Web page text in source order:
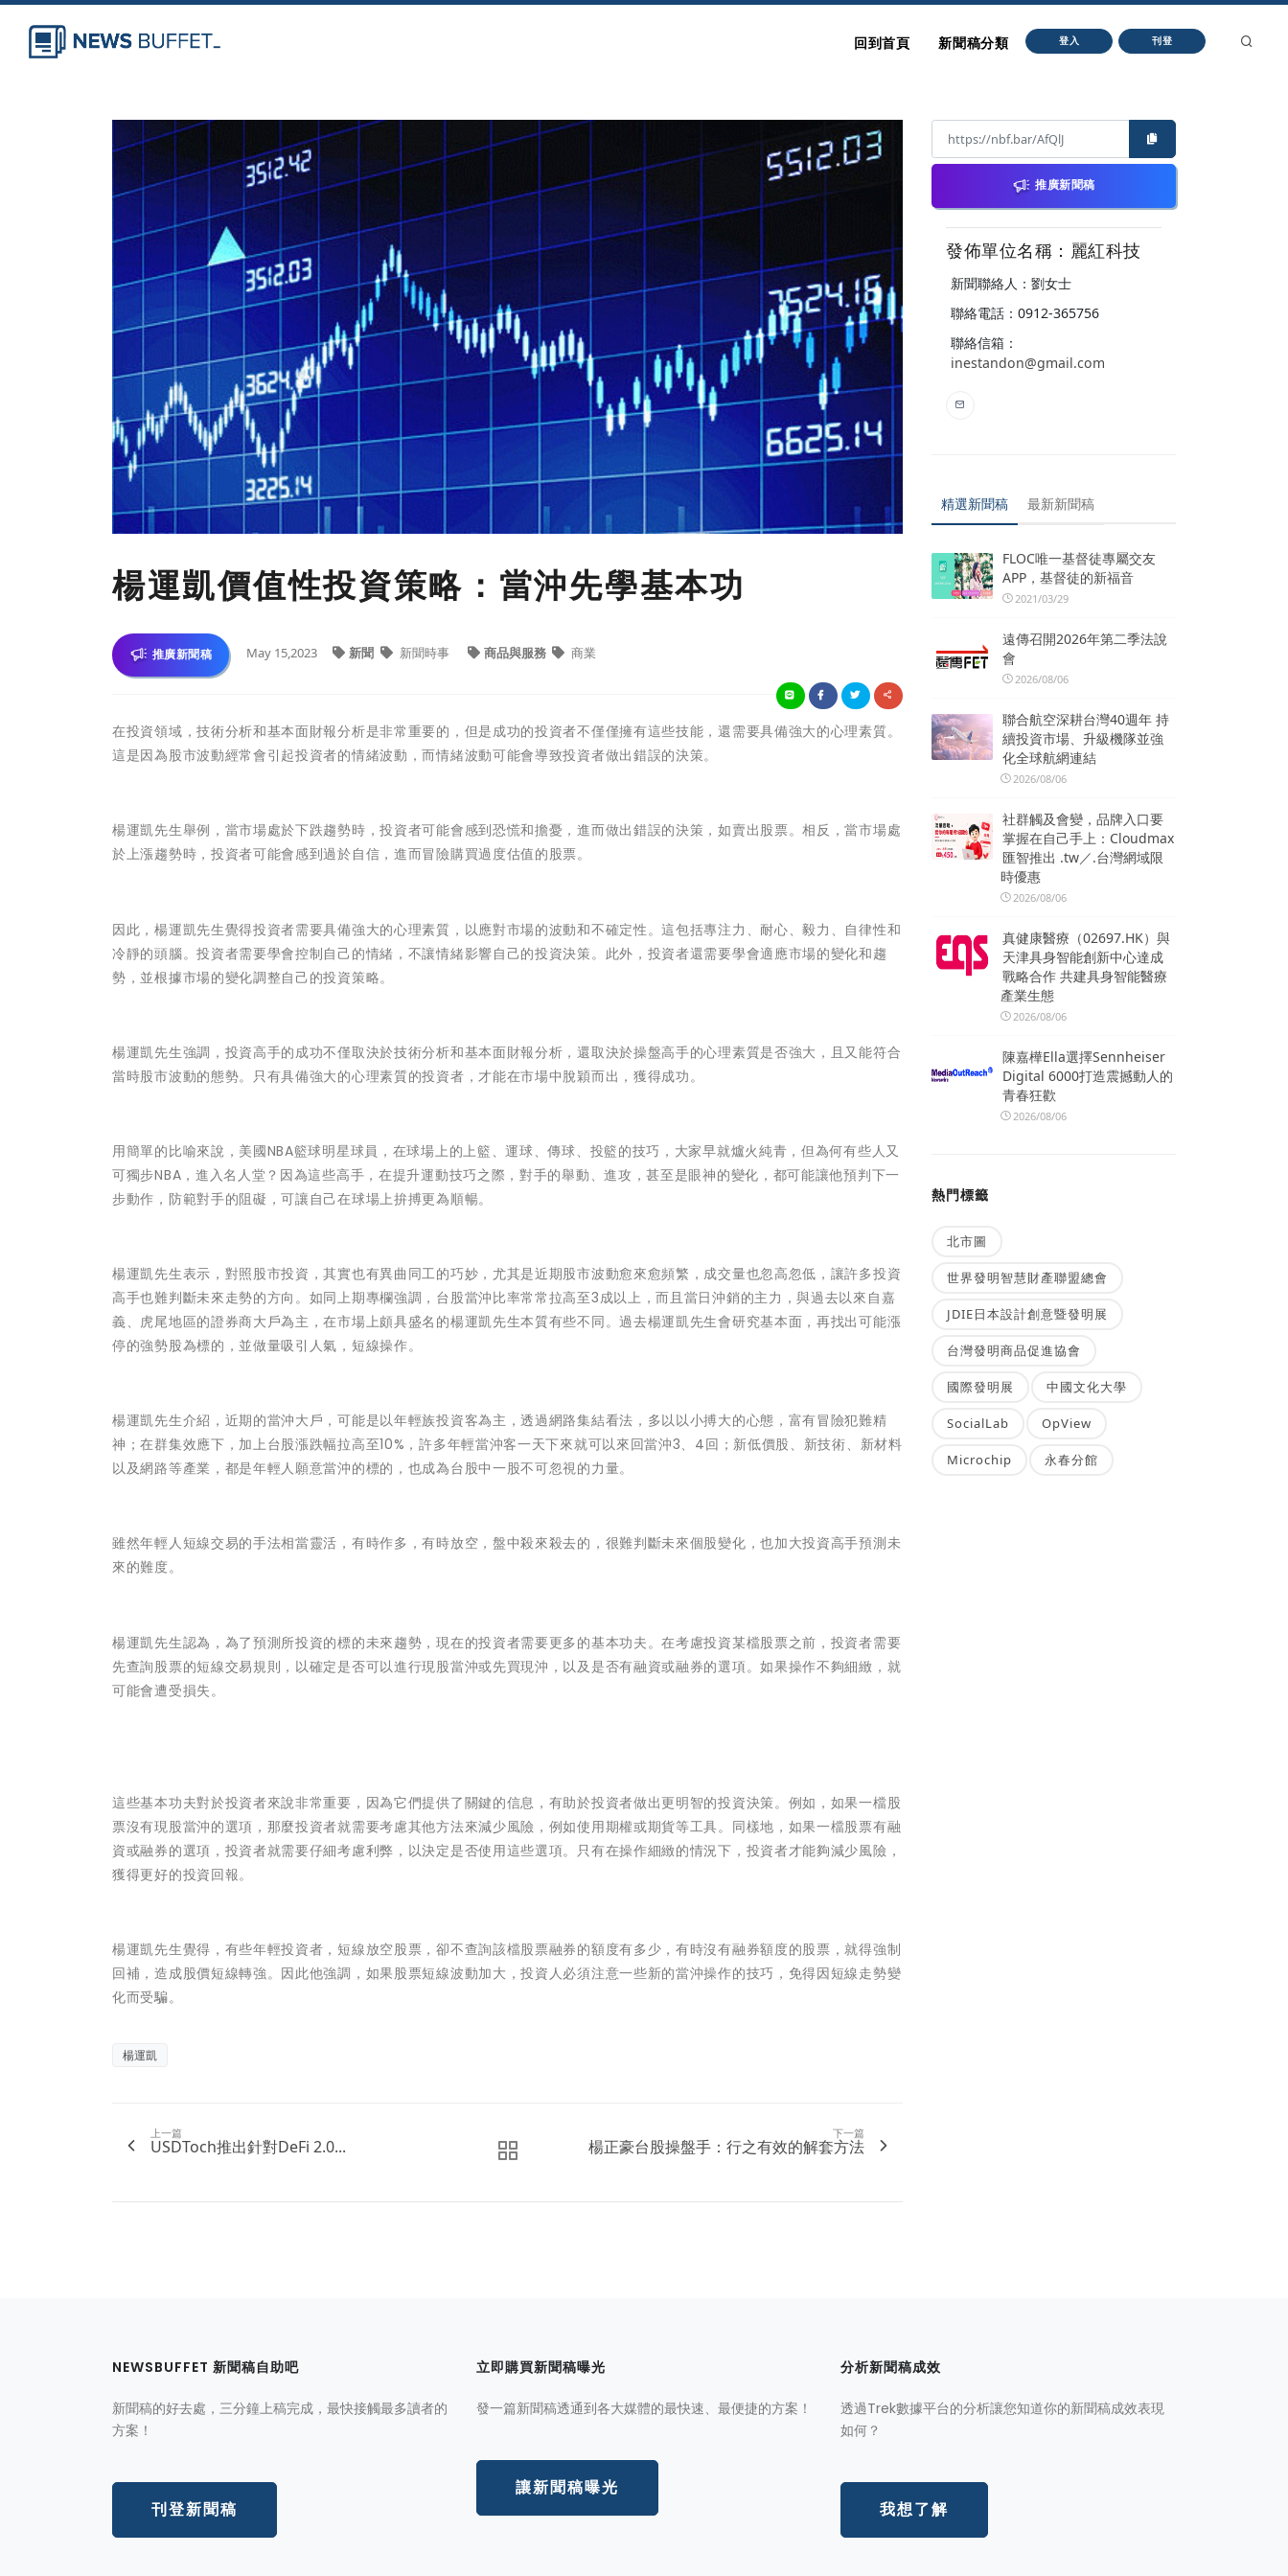
回到首頁 新聞稿分類 登入 刊登
楊運凱價值性投資策略：當沖先學基本功
推廣新聞稿 May 15,2023 新聞 新聞時事 商品與服務 商業
在投資領域，技術分析和基本面財報分析是非常重要的，但是成功的投資者不僅僅擁有這些技能，還需要具備強大的心理素質。
這是因為股市波動經常會引起投資者的情緒波動，而情緒波動可能會導致投資者做出錯誤的決策。
楊運凱先生舉例，當市場處於下跌趨勢時，投資者可能會感到恐慌和擔憂，進而做出錯誤的決策，如賣出股票。相反，當市場處
於上漲趨勢時，投資者可能會感到過於自信，進而冒險購買過度估值的股票。
因此，楊運凱先生覺得投資者需要具備強大的心理素質，以應對市場的波動和不確定性。這包括專注力、耐心、毅力、自律性和
冷靜的頭腦。投資者需要學會控制自己的情緒，不讓情緒影響自己的投資決策。此外，投資者還需要學會適應市場的變化和趨
勢，並根據市場的變化調整自己的投資策略。
楊運凱先生強調，投資高手的成功不僅取決於技術分析和基本面財報分析，還取決於操盤高手的心理素質是否強大，且又能符合
當時股市波動的態勢。只有具備強大的心理素質的投資者，才能在市場中脫穎而出，獲得成功。
用簡單的比喻來說，美國NBA籃球明星球員，在球場上的上籃、運球、傳球、投籃的技巧，大家早就爐火純青，但為何有些人又
可獨步NBA，進入名人堂？因為這些高手，在提升運動技巧之際，對手的舉動、進攻，甚至是眼神的變化，都可能讓他預判下一
步動作，防範對手的阻礙，可讓自己在球場上拚搏更為順暢。
楊運凱先生表示，對照股市投資，其實也有異曲同工的巧妙，尤其是近期股市波動愈來愈頻繁，成交量也忽高忽低，讓許多投資
高手也難判斷未來走勢的方向。如同上期專欄強調，台股當沖比率常常拉高至3成以上，而且當日沖銷的主力，與過去以來自嘉
義、虎尾地區的證券商大戶為主，在市場上頗具盛名的楊運凱先生本質有些不同。過去楊運凱先生會研究基本面，再找出可能漲
停的強勢股為標的，並做量吸引人氣，短線操作。
楊運凱先生介紹，近期的當沖大戶，可能是以年輕族投資客為主，透過網路集結看法，多以以小搏大的心態，富有冒險犯難精
神；在群集效應下，加上台股漲跌幅拉高至10%，許多年輕當沖客一天下來就可以來回當沖3、4回；新低價股、新技術、新材料
以及網路等產業，都是年輕人願意當沖的標的，也成為台股中一股不可忽視的力量。
雖然年輕人短線交易的手法相當靈活，有時作多，有時放空，盤中殺來殺去的，很難判斷未來個股變化，也加大投資高手預測未
來的難度。
楊運凱先生認為，為了預測所投資的標的未來趨勢，現在的投資者需要更多的基本功夫。在考慮投資某檔股票之前，投資者需要
先查詢股票的短線交易規則，以確定是否可以進行現股當沖或先買現沖，以及是否有融資或融券的選項。如果操作不夠細緻，就
可能會遭受損失。
這些基本功夫對於投資者來說非常重要，因為它們提供了關鍵的信息，有助於投資者做出更明智的投資決策。例如，如果一檔股
票沒有現股當沖的選項，那麼投資者就需要考慮其他方法來減少風險，例如使用期權或期貨等工具。同樣地，如果一檔股票有融
資或融券的選項，投資者就需要仔細考慮利弊，以決定是否使用這些選項。只有在操作細緻的情況下，投資者才能夠減少風險，
獲得更好的投資回報。
楊運凱先生覺得，有些年輕投資者，短線放空股票，卻不查詢該檔股票融券的額度有多少，有時沒有融券額度的股票，就得強制
回補，造成股價短線轉強。因此他強調，如果股票短線波動加大，投資人必須注意一些新的當沖操作的技巧，免得因短線走勢變
化而受騙。
楊運凱
上一篇
USDToch推出針對DeFi 2.0...
下一篇
楊正豪台股操盤手：行之有效的解套方法
推廣新聞稿
發佈單位名稱：麗紅科技
新聞聯絡人：劉女士
聯絡電話：0912-365756
聯絡信箱：
inestandon@gmail.com
精選新聞稿 最新新聞稿
FLOC唯一基督徒專屬交友
APP，基督徒的新福音
2021/03/29
遠傳召開2026年第二季法說
會
2026/08/06
聯合航空深耕台灣40週年 持
續投資市場、升級機隊並強
化全球航網連結
2026/08/06
社群觸及會變，品牌入口要
掌握在自己手上：Cloudmax
匯智推出 .tw／.台灣網域限
時優惠
2026/08/06
真健康醫療（02697.HK）與
天津具身智能創新中心達成
戰略合作 共建具身智能醫療
產業生態
2026/08/06
陳嘉樺Ella選擇Sennheiser
Digital 6000打造震撼動人的
青春狂歡
2026/08/06
熱門標籤
北市圖
世界發明智慧財產聯盟總會
JDIE日本設計創意暨發明展
台灣發明商品促進協會
國際發明展 中國文化大學
SocialLab OpView
Microchip 永春分館
NEWSBUFFET 新聞稿自助吧
新聞稿的好去處，三分鐘上稿完成，最快接觸最多讀者的
方案！
刊登新聞稿
立即購買新聞稿曝光
發一篇新聞稿透通到各大媒體的最快速、最便捷的方案！
讓新聞稿曝光
分析新聞稿成效
透過Trek數據平台的分析讓您知道你的新聞稿成效表現
如何？
我想了解